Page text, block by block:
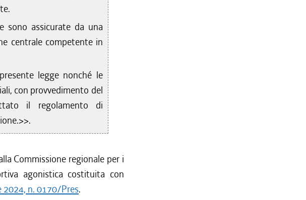
sono assicurate da una
centrale competente in
legge nonché le
con provvedimento del
il regolamento di
Commissione regionale per i
agonistica costituita con
2024, n. 0170/Pres.